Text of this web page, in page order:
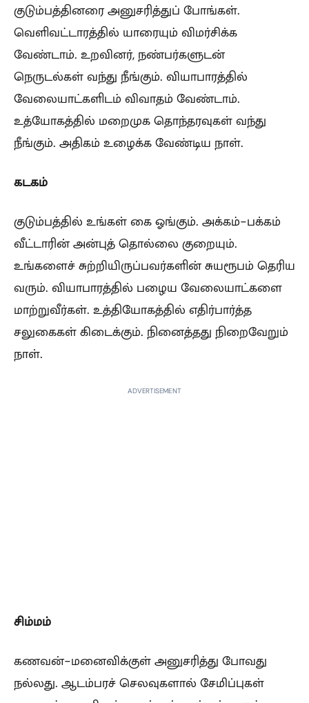
குடும்பத்தினரை அனுசரித்துப் போங்கள்.
வெளிவட்டாரத்தில் யாரையும் விமர்சிக்க
வேண்டாம். உறவினர், நண்பர்களுடன்
நெருடல்கள் வந்து நீங்கும். வியாபாரத்தில்
வேலையாட்களிடம் விவாதம் வேண்டாம்.
உத்யோகத்தில் மறைமுக தொந்தரவுகள் வந்து
நீங்கும். அதிகம் உழைக்க வேண்டிய நாள்.
கடகம்
குடும்பத்தில் உங்கள் கை ஓங்கும். அக்கம்-பக்கம்
வீட்டாரின் அன்புத் தொல்லை குறையும்.
உங்களைச் சுற்றியிருப்பவர்களின் சுயரூபம் தெரிய
வரும். வியாபாரத்தில் பழைய வேலையாட்களை
மாற்றுவீர்கள். உத்தியோகத்தில் எதிர்பார்த்த
சலுகைகள் கிடைக்கும். நினைத்தது நிறைவேறும்
நாள்.
ADVERTISEMENT
சிம்மம்
கணவன்-மனைவிக்குள் அனுசரித்து போவது
நல்லது. ஆடம்பரச் செலவுகளால் சேமிப்புகள்